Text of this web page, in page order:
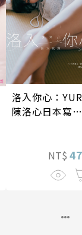
洛入你心：
陳洛心日本寫真
NT$